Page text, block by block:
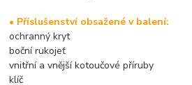
• Příslušenství obsažené v balení:
ochranný kryt
boční rukojeť
vnitřní a vnější kotoučové příruby
klíč